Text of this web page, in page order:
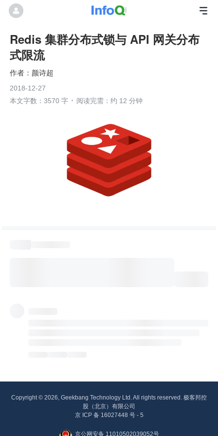
Redis 集群分布式锁与 API 网关分布
式限流
颜诗超
2018-12-27
本文字数：3570 字
阅读完需：约 12 分钟
Copyright © 2026, Geekbang Technology Ltd. All rights reserved. 极客邦控
股（北京）有限公司
京 ICP 备 16027448 号 - 5
京公网安备 11010502039052号